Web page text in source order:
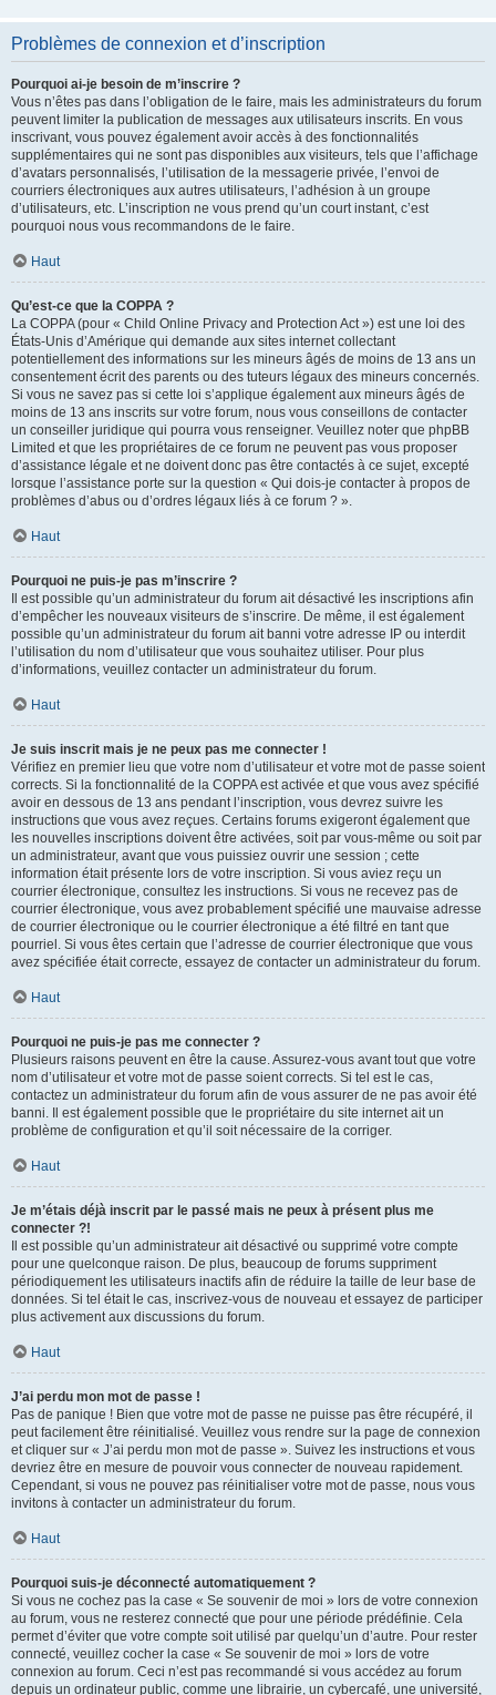
Problèmes de connexion et d’inscription
Pourquoi ai-je besoin de m’inscrire ?
Vous n’êtes pas dans l’obligation de le faire, mais les administrateurs du forum
peuvent limiter la publication de messages aux utilisateurs inscrits. En vous
inscrivant, vous pouvez également avoir accès à des fonctionnalités
supplémentaires qui ne sont pas disponibles aux visiteurs, tels que l’affichage
d’avatars personnalisés, l’utilisation de la messagerie privée, l’envoi de
courriers électroniques aux autres utilisateurs, l’adhésion à un groupe
d’utilisateurs, etc. L’inscription ne vous prend qu’un court instant, c’est
pourquoi nous vous recommandons de le faire.
Haut
Qu’est-ce que la COPPA ?
La COPPA (pour « Child Online Privacy and Protection Act ») est une loi des
États-Unis d’Amérique qui demande aux sites internet collectant
potentiellement des informations sur les mineurs âgés de moins de 13 ans un
consentement écrit des parents ou des tuteurs légaux des mineurs concernés.
Si vous ne savez pas si cette loi s’applique également aux mineurs âgés de
moins de 13 ans inscrits sur votre forum, nous vous conseillons de contacter
un conseiller juridique qui pourra vous renseigner. Veuillez noter que phpBB
Limited et que les propriétaires de ce forum ne peuvent pas vous proposer
d’assistance légale et ne doivent donc pas être contactés à ce sujet, excepté
lorsque l’assistance porte sur la question « Qui dois-je contacter à propos de
problèmes d’abus ou d’ordres légaux liés à ce forum ? ».
Haut
Pourquoi ne puis-je pas m’inscrire ?
Il est possible qu’un administrateur du forum ait désactivé les inscriptions afin
d’empêcher les nouveaux visiteurs de s’inscrire. De même, il est également
possible qu’un administrateur du forum ait banni votre adresse IP ou interdit
l’utilisation du nom d’utilisateur que vous souhaitez utiliser. Pour plus
d’informations, veuillez contacter un administrateur du forum.
Haut
Je suis inscrit mais je ne peux pas me connecter !
Vérifiez en premier lieu que votre nom d’utilisateur et votre mot de passe soient
corrects. Si la fonctionnalité de la COPPA est activée et que vous avez spécifié
avoir en dessous de 13 ans pendant l’inscription, vous devrez suivre les
instructions que vous avez reçues. Certains forums exigeront également que
les nouvelles inscriptions doivent être activées, soit par vous-même ou soit par
un administrateur, avant que vous puissiez ouvrir une session ; cette
information était présente lors de votre inscription. Si vous aviez reçu un
courrier électronique, consultez les instructions. Si vous ne recevez pas de
courrier électronique, vous avez probablement spécifié une mauvaise adresse
de courrier électronique ou le courrier électronique a été filtré en tant que
pourriel. Si vous êtes certain que l’adresse de courrier électronique que vous
avez spécifiée était correcte, essayez de contacter un administrateur du forum.
Haut
Pourquoi ne puis-je pas me connecter ?
Plusieurs raisons peuvent en être la cause. Assurez-vous avant tout que votre
nom d’utilisateur et votre mot de passe soient corrects. Si tel est le cas,
contactez un administrateur du forum afin de vous assurer de ne pas avoir été
banni. Il est également possible que le propriétaire du site internet ait un
problème de configuration et qu’il soit nécessaire de la corriger.
Haut
Je m’étais déjà inscrit par le passé mais ne peux à présent plus me
connecter ?!
Il est possible qu’un administrateur ait désactivé ou supprimé votre compte
pour une quelconque raison. De plus, beaucoup de forums suppriment
périodiquement les utilisateurs inactifs afin de réduire la taille de leur base de
données. Si tel était le cas, inscrivez-vous de nouveau et essayez de participer
plus activement aux discussions du forum.
Haut
J’ai perdu mon mot de passe !
Pas de panique ! Bien que votre mot de passe ne puisse pas être récupéré, il
peut facilement être réinitialisé. Veuillez vous rendre sur la page de connexion
et cliquer sur « J’ai perdu mon mot de passe ». Suivez les instructions et vous
devriez être en mesure de pouvoir vous connecter de nouveau rapidement.
Cependant, si vous ne pouvez pas réinitialiser votre mot de passe, nous vous
invitons à contacter un administrateur du forum.
Haut
Pourquoi suis-je déconnecté automatiquement ?
Si vous ne cochez pas la case « Se souvenir de moi » lors de votre connexion
au forum, vous ne resterez connecté que pour une période prédéfinie. Cela
permet d’éviter que votre compte soit utilisé par quelqu’un d’autre. Pour rester
connecté, veuillez cocher la case « Se souvenir de moi » lors de votre
connexion au forum. Ceci n’est pas recommandé si vous accédez au forum
depuis un ordinateur public, comme une librairie, un cybercafé, une université,